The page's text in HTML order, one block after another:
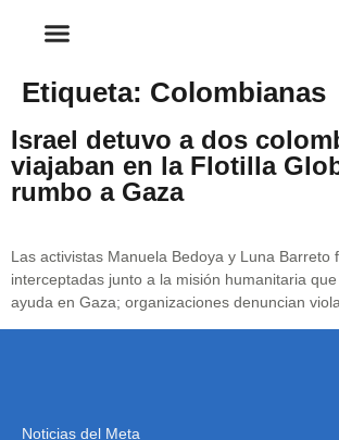
Etiqueta: Colombianas
Israel detuvo a dos
viajaban en la Flotilla
rumbo a Gaza
Las activistas Manuela Bedoya y Luna Barreto
interceptadas junto a la misión humanitaria
ayuda en Gaza; organizaciones denuncian
Noticias del Meta